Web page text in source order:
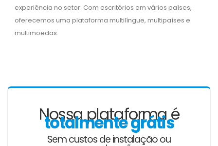
experiência no setor. Com escritórios em vários países,
oferecemos uma plataforma multilíngue, multipaíses e
multimoedas.
Nossa plataforma é
totalmente grátis
Sem custos de instalação ou